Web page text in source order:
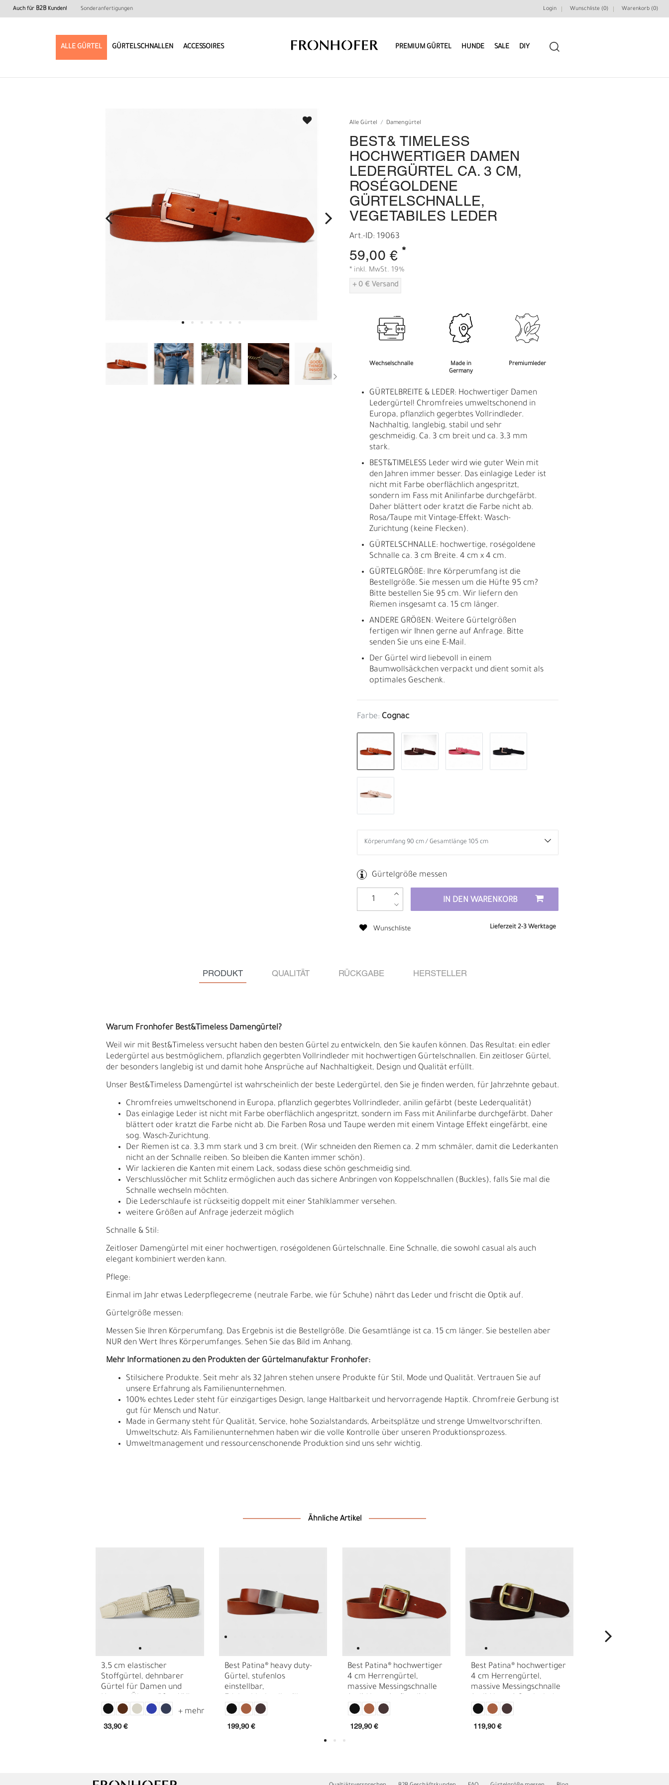
Auch für B2B Kunden! Sonderanfertigungen Login Wunschliste (0) Warenkorb (0)
ALLE GÜRTEL
D
GÜRTELSCHNALLEN
W
S
ACCESSOIRES
A
Ä
PREMIUM GÜRTEL
I
HUNDE SALE DIY
Alle Gürtel Damengürtel
BEST& TIMELESS
HOCHWERTIGER DAMEN
LEDERGÜRTEL CA. 3 CM,
ROSÉGOLDENE
GÜRTELSCHNALLE,
VEGETABILES LEDER
Art.-ID: 19063
59,00 € *
* inkl. MwSt. 19%
+ 0 € Versand
Wechselschnalle
Made in
Germany
Premiumleder
GÜRTELBREITE & LEDER: Hochwertiger Damen
Ledergürtel! Chromfreies umweltschonend in
Europa, pflanzlich gegerbtes Vollrindleder.
Nachhaltig, langlebig, stabil und sehr
geschmeidig. Ca. 3 cm breit und ca. 3,3 mm
stark.
BEST&TIMELESS Leder wird wie guter Wein mit
den Jahren immer besser. Das einlagige Leder ist
nicht mit Farbe oberflächlich angespritzt,
sondern im Fass mit Anilinfarbe durchgefärbt.
Daher blättert oder kratzt die Farbe nicht ab.
Rosa/Taupe mit Vintage-Effekt: Wasch-
Zurichtung (keine Flecken).
GÜRTELSCHNALLE: hochwertige, roségoldene
Schnalle ca. 3 cm Breite. 4 cm x 4 cm.
GÜRTELGRÖßE: Ihre Körperumfang ist die
Bestellgröße. Sie messen um die Hüfte 95 cm?
Bitte bestellen Sie 95 cm. Wir liefern den
Riemen insgesamt ca. 15 cm länger.
ANDERE GRÖßEN: Weitere Gürtelgrößen
fertigen wir Ihnen gerne auf Anfrage. Bitte
senden Sie uns eine E-Mail.
Der Gürtel wird liebevoll in einem
Baumwollsäckchen verpackt und dient somit als
optimales Geschenk.
Farbe: Cognac
Gürtelgröße messen
IN DEN WARENKORB
Wunschliste Lieferzeit 2-3 Werktage
PRODUKT QUALITÄT RÜCKGABE HERSTELLER
Warum Fronhofer Best&Timeless Damengürtel?
Weil wir mit Best&Timeless versucht haben den besten Gürtel zu entwickeln, den Sie kaufen können. Das Resultat: ein edler
Ledergürtel aus bestmöglichem, pflanzlich gegerbten Vollrindleder mit hochwertigen Gürtelschnallen. Ein zeitloser Gürtel,
der besonders langlebig ist und damit hohe Ansprüche auf Nachhaltigkeit, Design und Qualität erfüllt.
Unser Best&Timeless Damengürtel ist wahrscheinlich der beste Ledergürtel, den Sie je finden werden, für Jahrzehnte gebaut.
Chromfreies umweltschonend in Europa, pflanzlich gegerbtes Vollrindleder, anilin gefärbt (beste Lederqualität)
Das einlagige Leder ist nicht mit Farbe oberflächlich angespritzt, sondern im Fass mit Anilinfarbe durchgefärbt. Daher
blättert oder kratzt die Farbe nicht ab. Die Farben Rosa und Taupe werden mit einem Vintage Effekt eingefärbt, eine
sog. Wasch-Zurichtung.
Der Riemen ist ca. 3,3 mm stark und 3 cm breit. (Wir schneiden den Riemen ca. 2 mm schmäler, damit die Lederkanten
nicht an der Schnalle reiben. So bleiben die Kanten immer schön).
Wir lackieren die Kanten mit einem Lack, sodass diese schön geschmeidig sind.
Verschlusslöcher mit Schlitz ermöglichen auch das sichere Anbringen von Koppelschnallen (Buckles), falls Sie mal die
Schnalle wechseln möchten.
Die Lederschlaufe ist rückseitig doppelt mit einer Stahlklammer versehen.
weitere Größen auf Anfrage jederzeit möglich
Schnalle & Stil:
Zeitloser Damengürtel mit einer hochwertigen, roségoldenen Gürtelschnalle. Eine Schnalle, die sowohl casual als auch
elegant kombiniert werden kann.
Pflege:
Einmal im Jahr etwas Lederpflegecreme (neutrale Farbe, wie für Schuhe) nährt das Leder und frischt die Optik auf.
Gürtelgröße messen:
Messen Sie Ihren Körperumfang. Das Ergebnis ist die Bestellgröße. Die Gesamtlänge ist ca. 15 cm länger. Sie bestellen aber
NUR den Wert Ihres Körperumfanges. Sehen Sie das Bild im Anhang.
Mehr Informationen zu den Produkten der Gürtelmanufaktur Fronhofer:
Stilsichere Produkte. Seit mehr als 32 Jahren stehen unsere Produkte für Stil, Mode und Qualität. Vertrauen Sie auf
unsere Erfahrung als Familienunternehmen.
100% echtes Leder steht für einzigartiges Design, lange Haltbarkeit und hervorragende Haptik. Chromfreie Gerbung ist
gut für Mensch und Natur.
Made in Germany steht für Qualität, Service, hohe Sozialstandards, Arbeitsplätze und strenge Umweltvorschriften.
Umweltschutz: Als Familienunternehmen haben wir die volle Kontrolle über unseren Produktionsprozess.
Umweltmanagement und ressourcenschonende Produktion sind uns sehr wichtig.
Ähnliche Artikel
3,5 cm elastischer
Stoffgürtel, dehnbarer
Gürtel für Damen und
Gürtel
33,90 €
Best Patina® heavy duty-
Gürtel, stufenlos
einstellbar,
pflanzlich gegerbtes
199,90 €
Best Patina® hochwertiger
4 cm Herrengürtel,
massive Messingschnalle
gegerbtes Sattlerleder
129,90 €
Best Patina® hochwertiger
4 cm Herrengürtel,
massive Messingschnalle
18441
119,90 €